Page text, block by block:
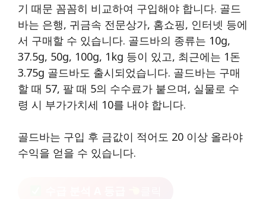
기 때문 꼼꼼히 비교하여 구입해야 합니다. 골드
바는 은행, 귀금속 전문상가, 홈쇼핑, 인터넷 등에
서 구매할 수 있습니다. 골드바의 종류는 10g,
37.5g, 50g, 100g, 1kg 등이 있고, 최근에는 1돈
3.75g 골드바도 출시되었습니다. 골드바는 구매
할 때 57, 팔 때 5의 수수료가 붙으며, 실물로 수
령 시 부가가치세 10를 내야 합니다.
골드바는 구입 후 금값이 적어도 20 이상 올라야
수익을 얻을 수 있습니다.